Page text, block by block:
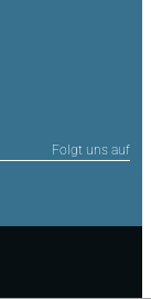
Folgt uns auf